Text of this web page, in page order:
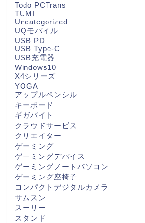
Todo PCTrans
TUMI
Uncategorized
UQモバイル
USB PD
USB Type-C
USB充電器
Windows10
X4シリーズ
YOGA
アップルペンシル
キーボード
ギガバイト
クラウドサービス
クリエイター
ゲーミング
ゲーミングデバイス
ゲーミングノートパソコン
ゲーミング座椅子
コンパクトデジタルカメラ
サムスン
スーリー
スタンド